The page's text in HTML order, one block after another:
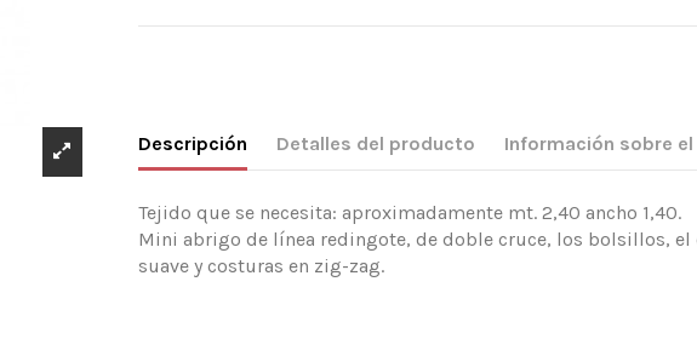
Descripción Detalles del producto Información sobre
Tejido que se necesita: aproximadamente mt. 2,40 ancho 1,40.
Mini abrigo de línea redingote, de doble cruce, los bolsillos, el
suave y costuras en zig-zag.